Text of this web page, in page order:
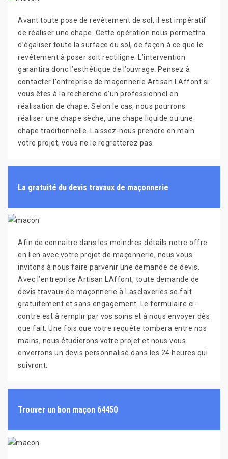
Avant toute pose de revêtement de sol, il est impératif
de réaliser une chape. Cette opération nous permettra
d’égaliser toute la surface du sol, de façon à ce que le
revêtement à poser soit rectiligne. L’intervention
garantira donc l’esthétique de l’ouvrage. Pensez à
contacter l’entreprise de maçonnerie Artisan LAffont si
vous êtes à la recherche d’un professionnel en
réalisation de chape. Selon le cas, nous pourrons
réaliser une chape sèche, une chape liquide ou une
chape traditionnelle. Laissez-nous prendre en main
votre projet, vous ne le regretterez pas.
La gratuité du devis travaux de maçonnerie
Afin de connaitre dans les moindres détails notre offre
en lien avec votre projet de maçonnerie, nous vous
invitons à nous faire parvenir une demande de devis.
Avec l’entreprise Artisan LAffont, toute demande de
devis travaux de maçonnerie à Lasclaveries se fait
gratuitement et sans engagement. Le formulaire ci-
contre est à remplir par vos soins et à nous envoyer dès
que fait. Une fois que votre requête tombera entre nos
mains, nous étudierons votre projet et nous vous
enverrons un devis personnalisé dans les 24 heures qui
suivront.
Trouver un bon maçon 64450